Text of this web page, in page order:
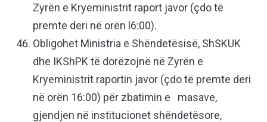
Zyrën e Kryeministrit raport javor (çdo të
premte deri në orën l6:00).
Obligohet Ministria e Shëndetësisë, ShSKUK
dhe IKShPK të dorëzojnë në Zyrën e
Kryeministrit raportin javor (çdo të premte deri
në orën 16:00) për zbatimin e masave,
gjendjen në institucionet shëndetësore,